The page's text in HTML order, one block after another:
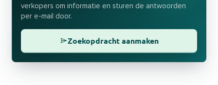
verkopers om informatie en sturen de antwoorden
per e-mail door.
Zoekopdracht aanmaken